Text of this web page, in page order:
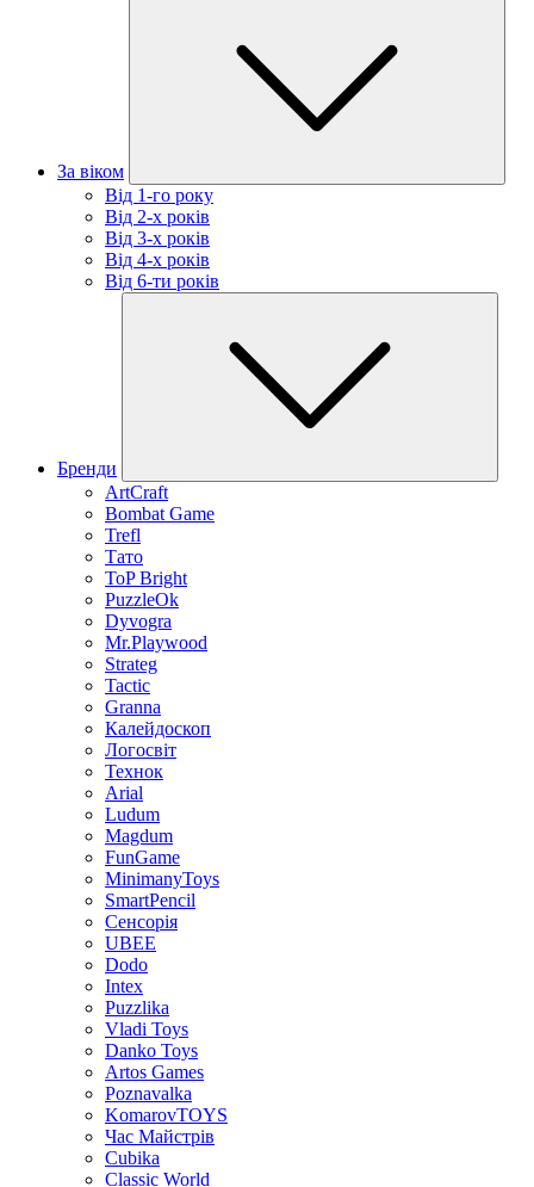
За віком
Від 1-го року
Від 2-х років
Від 3-х років
Від 4-х років
Від 6-ти років
Бренди
ArtCraft
Bombat Game
Trefl
Тато
ToP Bright
PuzzleOk
Dyvogra
Mr.Playwood
Strateg
Tactic
Granna
Калейдоскоп
Логосвіт
Технок
Arial
Ludum
Magdum
FunGame
MinimanyToys
SmartPencil
Сенсорія
UBEE
Dodo
Intex
Puzzlika
Vladi Toys
Danko Toys
Artos Games
Poznavalka
KomarovTOYS
Час Майстрів
Cubika
Classic World